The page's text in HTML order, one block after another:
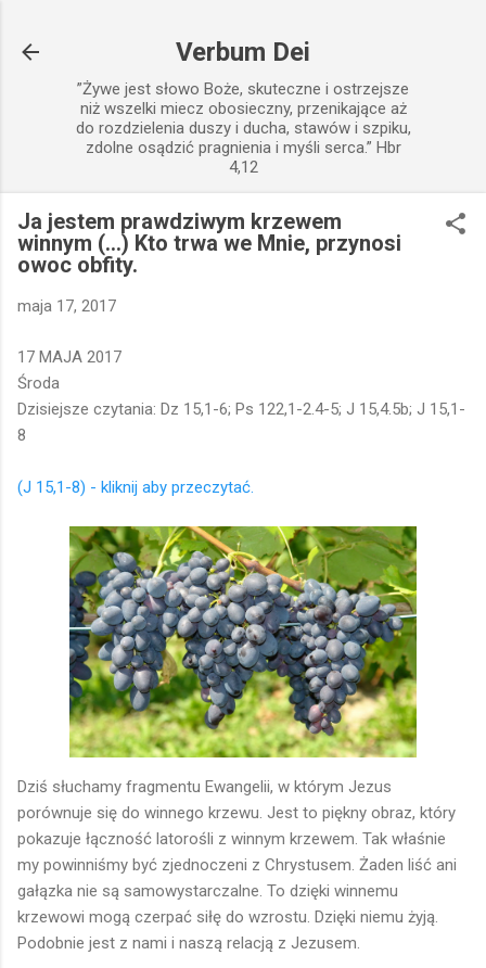
Verbum Dei
”Żywe jest słowo Boże, skuteczne i ostrzejsze
niż wszelki miecz obosieczny, przenikające aż
do rozdzielenia duszy i ducha, stawów i szpiku,
zdolne osądzić pragnienia i myśli serca.” Hbr
4,12
Ja jestem prawdziwym krzewem
winnym (...) Kto trwa we Mnie, przynosi
owoc obfity.
maja 17, 2017
17 MAJA 2017
Środa
Dzisiejsze czytania: Dz 15,1-6; Ps 122,1-2.4-5; J 15,4.5b; J 15,1-
8
(J 15,1-8) - kliknij aby przeczytać.
Dziś słuchamy fragmentu Ewangelii, w którym Jezus
porównuje się do winnego krzewu. Jest to piękny obraz, który
pokazuje łączność latorośli z winnym krzewem. Tak właśnie
my powinniśmy być zjednoczeni z Chrystusem. Żaden liść ani
gałązka nie są samowystarczalne. To dzięki winnemu
krzewowi mogą czerpać siłę do wzrostu. Dzięki niemu żyją.
Podobnie jest z nami i naszą relacją z Jezusem.